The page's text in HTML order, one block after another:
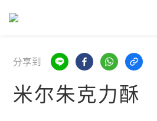
分享到
米尔朱克力酥